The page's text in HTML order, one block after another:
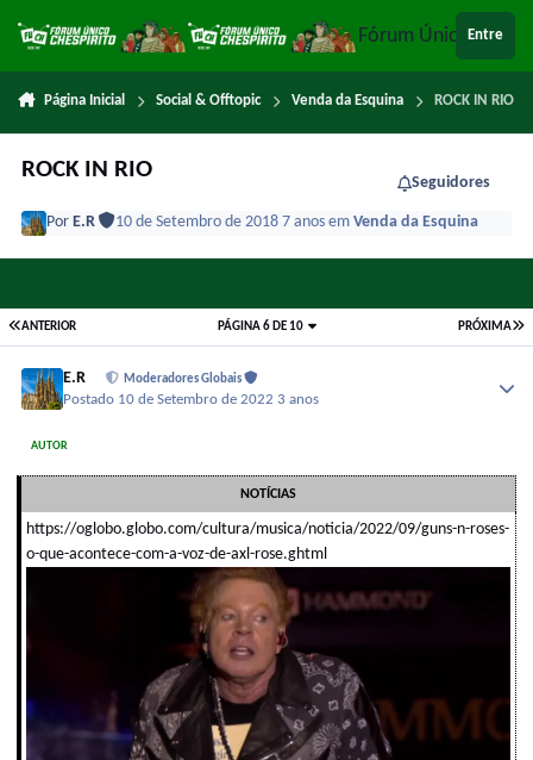
Fórum ÚnicoEntre
Página Inicial Social & Offtopic Venda da Esquina ROCK IN RIO
ROCK IN RIO
Seguidores
PorE.R 10 de Setembro de 20187 anosemVenda da Esquina
ANTERIOR PRÓXIMA
PÁGINA 6 DE 10
E.R Moderadores Globais
Postado 10 de Setembro de 2022 3 anos
AUTOR
NOTÍCIAS
https://oglobo.globo.com/cultura/musica/noticia/2022/09/guns-n-roses-
o-que-acontece-com-a-voz-de-axl-rose.ghtml